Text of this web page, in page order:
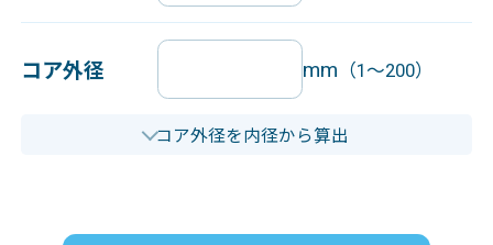
コア外径 mm （1～200）
コア外径を内径から算出